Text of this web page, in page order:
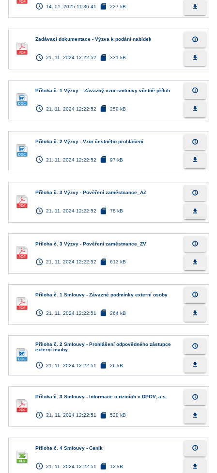
access_time 14. 01. 2025 11:36:41 sd_card 227 kB file_download
Zadávací dokumentace - Výzva k podání nabídek
access_time 21. 11. 2024 12:22:52 sd_card 331 kB
info_outline
file_download
Příloha č. 1 Výzvy – Závazný vzor smlouvy včetně příloh
access_time 21. 11. 2024 12:22:52 sd_card 250 kB
info_outline
file_download
Příloha č. 2 Výzvy - Vzor čestného prohlášení
access_time 21. 11. 2024 12:22:52 sd_card 97 kB
info_outline
file_download
Příloha č. 3 Výzvy - Pověření zaměstnance_AZ
access_time 21. 11. 2024 12:22:52 sd_card 78 kB
info_outline
file_download
Příloha č. 3 Výzvy - Pověření zaměstnance_ZV
access_time 21. 11. 2024 12:22:52 sd_card 613 kB
info_outline
file_download
Příloha č. 1 Smlouvy - Závazné podmínky externí osoby
access_time 21. 11. 2024 12:22:51 sd_card 264 kB
info_outline
file_download
Příloha č. 2 Smlouvy - Prohlášení odpovědného zástupce
externí osoby
access_time 21. 11. 2024 12:22:51 sd_card 26 kB
info_outline
file_download
Příloha č. 3 Smlouvy - Informace o rizicích v DPOV, a.s.
access_time 21. 11. 2024 12:22:51 sd_card 520 kB
info_outline
file_download
Příloha č. 4 Smlouvy - Ceník
access_time 21. 11. 2024 12:22:51 sd_card 12 kB
info_outline
file_download